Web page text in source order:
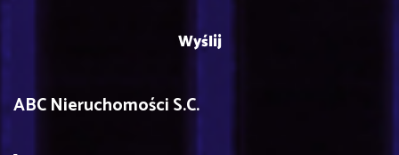
ABC Nieruchomości S.C.